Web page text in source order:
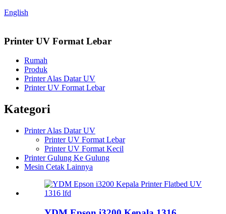
English
Printer UV Format Lebar
Rumah
Produk
Printer Alas Datar UV
Printer UV Format Lebar
Kategori
Printer Alas Datar UV
Printer UV Format Lebar
Printer UV Format Kecil
Printer Gulung Ke Gulung
Mesin Cetak Lainnya